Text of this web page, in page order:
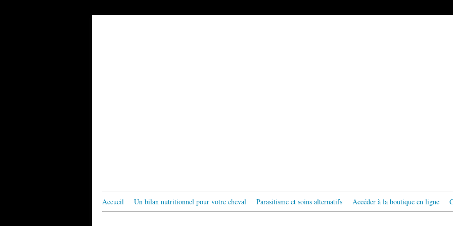
Accueil Un bilan nutritionnel pour votre cheval Parasitisme et soins alternatifs Accéder à la boutique en ligne